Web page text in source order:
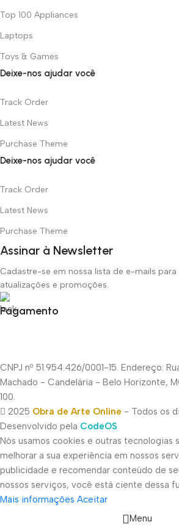
Top 100 Appliances
Laptops
Toys & Games
Deixe-nos ajudar você
Track Order
Latest News
Purchase Theme
Deixe-nos ajudar você
Track Order
Latest News
Purchase Theme
Assinar à Newsletter
Cadastre-se em nossa lista de e-mails
atualizações e promoções.
Pagamento
CNPJ nº 51.954.426/0001-15. Endereço:
Machado - Candelária - Belo Horizonte,
100.
2025 Obra de Arte Online - Todos os
Desenvolvido pela CodeOS
Nós usamos cookies e outras tecnologias
melhorar a sua experiência em nossos
publicidade e recomendar conteúdo de
nossos serviços, você está ciente dessa
Mais informações Aceitar
Menu